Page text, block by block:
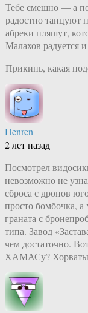
Тебе смешно — а
радостно танцуют
абреки пляшут,
Малахов радуется
Прикинь, какая
Henren
2 лет назад
Посмотрел
невозможно не
сброса с дронов
просто бомбочка, а
граната с
типа. Завод
чем достаточно.
ХАМАСу?